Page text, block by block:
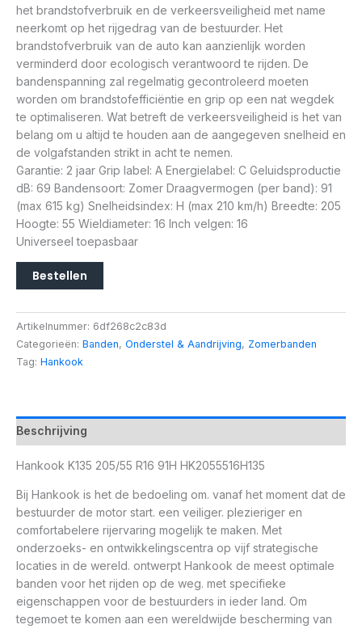
het brandstofverbruik en de verkeersveiligheid met name
neerkomt op het rijgedrag van de bestuurder. Het
brandstofverbruik van de auto kan aanzienlijk worden
verminderd door ecologisch verantwoord te rijden. De
bandenspanning zal regelmatig gecontroleerd moeten
worden om brandstofefficiëntie en grip op een nat wegdek
te optimaliseren. Wat betreft de verkeersveiligheid is het van
belang om u altijd te houden aan de aangegeven snelheid en
de volgafstanden strikt in acht te nemen.
Garantie: 2 jaar Grip label: A Energielabel: C Geluidsproductie
dB: 69 Bandensoort: Zomer Draagvermogen (per band): 91
(max 615 kg) Snelheidsindex: H (max 210 km/h) Breedte: 205
Hoogte: 55 Wieldiameter: 16 Inch velgen: 16
Universeel toepasbaar
Bestellen
Artikelnummer: 6df268c2c83d
Categorieën: Banden, Onderstel & Aandrijving, Zomerbanden
Tag: Hankook
Beschrijving
Hankook K135 205/55 R16 91H HK2055516H135
Bij Hankook is het de bedoeling om. vanaf het moment dat de
bestuurder de motor start. een veiliger. plezieriger en
comfortabelere rijervaring mogelijk te maken. Met
onderzoeks- en ontwikkelingscentra op vijf strategische
locaties in de wereld. ontwerpt Hankook de meest optimale
banden voor het rijden op de weg. met specifieke
eigenschappen voor de bestuurders in ieder land. Om
tegemoet te komen aan een wereldwijde bescherming van